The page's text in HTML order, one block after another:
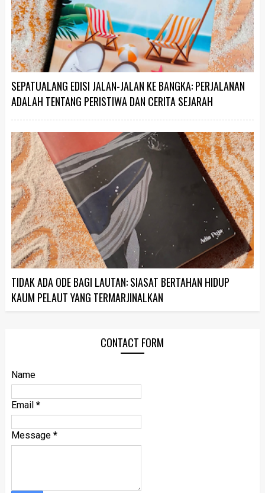
SEPATUALANG EDISI JALAN-JALAN KE BANGKA: PERJALANAN
ADALAH TENTANG PERISTIWA DAN CERITA SEJARAH
TIDAK ADA ODE BAGI LAUTAN: SIASAT BERTAHAN HIDUP
KAUM PELAUT YANG TERMARJINALKAN
CONTACT FORM
Name
Email *
Message *